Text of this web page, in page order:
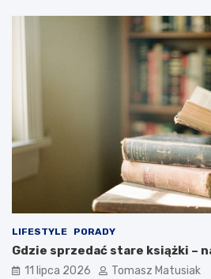
LIFESTYLE PORADY
Gdzie sprzedać stare książki –
11 lipca 2026 Tomasz Matusiak